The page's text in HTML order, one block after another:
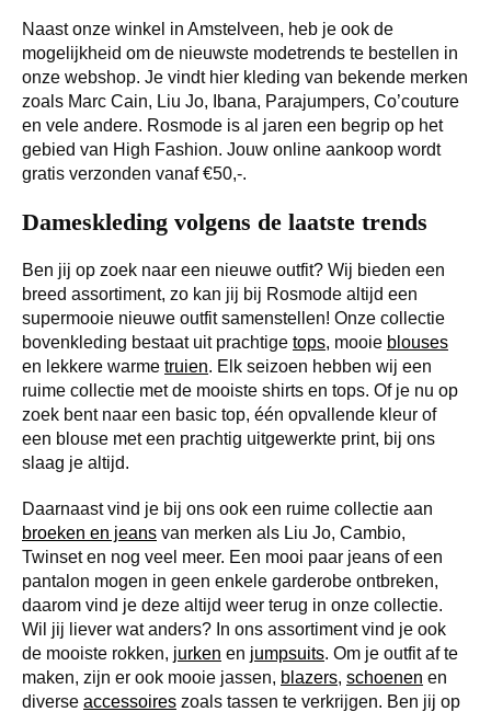
Naast onze winkel in Amstelveen, heb je ook de
mogelijkheid om de nieuwste modetrends te bestellen in
onze webshop. Je vindt hier kleding van bekende merken
zoals Marc Cain, Liu Jo, Ibana, Parajumpers, Co’couture
en vele andere. Rosmode is al jaren een begrip op het
gebied van High Fashion. Jouw online aankoop wordt
gratis verzonden vanaf €50,-.
Dameskleding volgens de laatste trends
Ben jij op zoek naar een nieuwe outfit? Wij bieden een
breed assortiment, zo kan jij bij Rosmode altijd een
supermooie nieuwe outfit samenstellen! Onze collectie
bovenkleding bestaat uit prachtige tops, mooie blouses
en lekkere warme truien. Elk seizoen hebben wij een
ruime collectie met de mooiste shirts en tops. Of je nu op
zoek bent naar een basic top, één opvallende kleur of
een blouse met een prachtig uitgewerkte print, bij ons
slaag je altijd.
Daarnaast vind je bij ons ook een ruime collectie aan
broeken en jeans van merken als Liu Jo, Cambio,
Twinset en nog veel meer. Een mooi paar jeans of een
pantalon mogen in geen enkele garderobe ontbreken,
daarom vind je deze altijd weer terug in onze collectie.
Wil jij liever wat anders? In ons assortiment vind je ook
de mooiste rokken, jurken en jumpsuits. Om je outfit af te
maken, zijn er ook mooie jassen, blazers, schoenen en
diverse accessoires zoals tassen te verkrijgen. Ben jij op